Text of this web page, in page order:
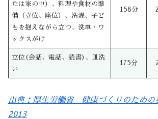
たは家の中）、料理や食材の準
備（立位、座位）、洗濯、子ど
もを抱えながら立つ、洗車・ワ
ックスがけ
158分
立位(会話、電話、読書)、皿洗
い
175分
出典：厚生労働省 健康づくりのための
2013